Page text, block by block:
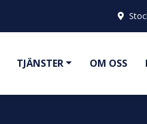
TJÄNSTER OM OSS